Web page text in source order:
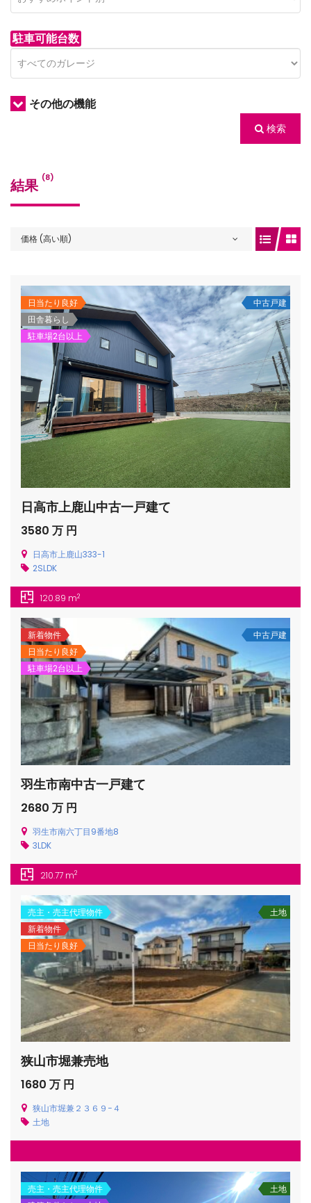
駐車可能台数
その他の機能
検索
結果 (8)
価格 (高い順)
日当たり良好
田舎暮らし
駐車場2台以上
中古戸建
日高市上鹿山中古一戸建て
3580 万 円
日高市上鹿山333-1
2SLDK
120.89 m2
新着物件
日当たり良好
駐車場2台以上
中古戸建
羽生市南中古一戸建て
2680 万 円
羽生市南六丁目9番地8
3LDK
210.77 m2
売主・売主代理物件
新着物件
日当たり良好
土地
狭山市堀兼売地
1680 万 円
狭山市堀兼２３６９−４
土地
売主・売主代理物件
土地